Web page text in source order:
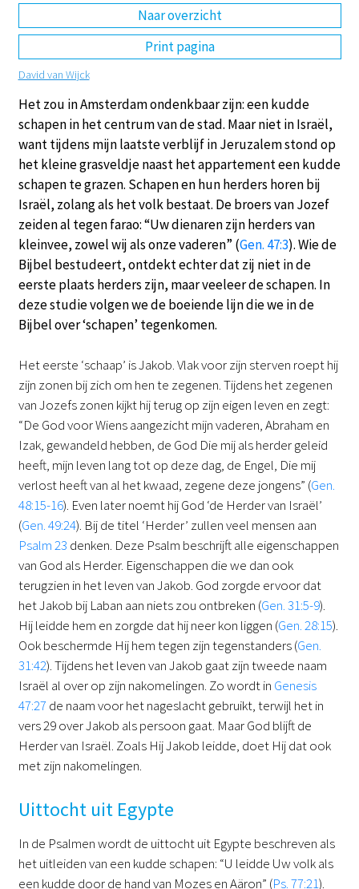
Naar overzicht
Print pagina
David van Wijck
Het zou in Amsterdam ondenkbaar zijn: een kudde
schapen in het centrum van de stad. Maar niet in Israël,
want tijdens mijn laatste verblijf in Jeruzalem stond op
het kleine grasveldje naast het appartement een kudde
schapen te grazen. Schapen en hun herders horen bij
Israël, zolang als het volk bestaat. De broers van Jozef
zeiden al tegen farao: “Uw dienaren zijn herders van
kleinvee, zowel wij als onze vaderen” (Gen. 47:3). Wie de
Bijbel bestudeert, ontdekt echter dat zij niet in de
eerste plaats herders zijn, maar veeleer de schapen. In
deze studie volgen we de boeiende lijn die we in de
Bijbel over ‘schapen’ tegenkomen.
Het eerste ‘schaap’ is Jakob. Vlak voor zijn sterven roept hij
zijn zonen bij zich om hen te zegenen. Tijdens het zegenen
van Jozefs zonen kijkt hij terug op zijn eigen leven en zegt:
“De God voor Wiens aangezicht mijn vaderen, Abraham en
Izak, gewandeld hebben, de God Die mij als herder geleid
heeft, mijn leven lang tot op deze dag, de Engel, Die mij
verlost heeft van al het kwaad, zegene deze jongens” (Gen.
48:15-16). Even later noemt hij God ‘de Herder van Israël’
(Gen. 49:24). Bij de titel ‘Herder’ zullen veel mensen aan
Psalm 23 denken. Deze Psalm beschrijft alle eigenschappen
van God als Herder. Eigenschappen die we dan ook
terugzien in het leven van Jakob. God zorgde ervoor dat
het Jakob bij Laban aan niets zou ontbreken (Gen. 31:5-9).
Hij leidde hem en zorgde dat hij neer kon liggen (Gen. 28:15).
Ook beschermde Hij hem tegen zijn tegenstanders (Gen.
31:42). Tijdens het leven van Jakob gaat zijn tweede naam
Israël al over op zijn nakomelingen. Zo wordt in Genesis
47:27 de naam voor het nageslacht gebruikt, terwijl het in
vers 29 over Jakob als persoon gaat. Maar God blijft de
Herder van Israël. Zoals Hij Jakob leidde, doet Hij dat ook
met zijn nakomelingen.
Uittocht uit Egypte
In de Psalmen wordt de uittocht uit Egypte beschreven als
het uitleiden van een kudde schapen: “U leidde Uw volk als
een kudde door de hand van Mozes en Aäron” (Ps. 77:21).
DE EN NL RU